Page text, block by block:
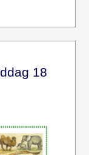
18